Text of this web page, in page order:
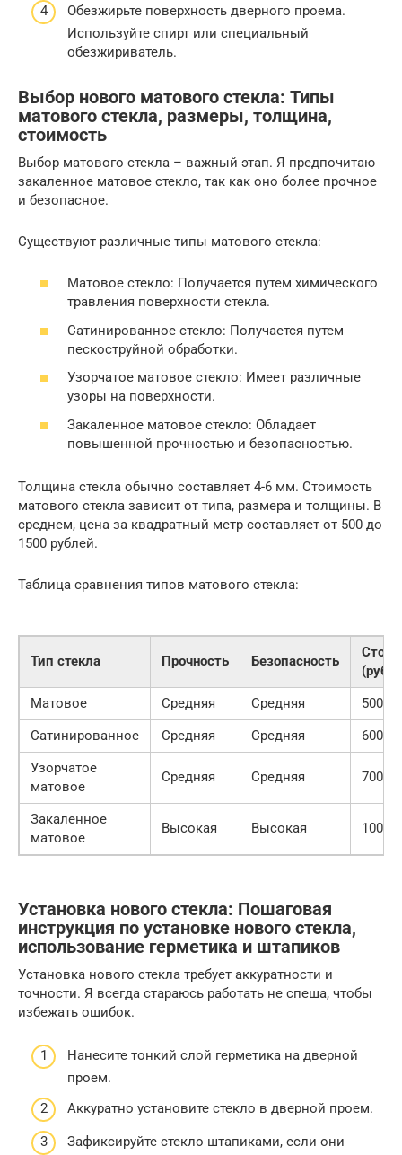
Обезжирьте поверхность дверного проема.
Используйте спирт или специальный
обезжириватель.
Выбор нового матового стекла: Типы
матового стекла, размеры, толщина,
стоимость
Выбор матового стекла – важный этап. Я предпочитаю
закаленное матовое стекло, так как оно более прочное
и безопасное.
Существуют различные типы матового стекла:
Матовое стекло: Получается путем химического
травления поверхности стекла.
Сатинированное стекло: Получается путем
пескоструйной обработки.
Узорчатое матовое стекло: Имеет различные
узоры на поверхности.
Закаленное матовое стекло: Обладает
повышенной прочностью и безопасностью.
Толщина стекла обычно составляет 4-6 мм. Стоимость
матового стекла зависит от типа, размера и толщины. В
среднем, цена за квадратный метр составляет от 500 до
1500 рублей.
Таблица сравнения типов матового стекла:
Тип стекла Прочность Безопасность
(руб/
Матовое
Средняя Средняя
500-
Сатинированное
Средняя Средняя
600-
Узорчатое
матовое
Средняя Средняя 700-
Закаленное
матовое
Высокая Высокая 1000-
Установка нового стекла: Пошаговая
инструкция по установке нового стекла,
использование герметика и штапиков
Установка нового стекла требует аккуратности и
точности. Я всегда стараюсь работать не спеша, чтобы
избежать ошибок.
Нанесите тонкий слой герметика на дверной
проем.
Аккуратно установите стекло в дверной проем.
Зафиксируйте стекло штапиками, если они